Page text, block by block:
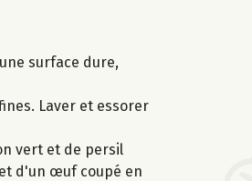
surface dure,
Laver et essorer
vert et de persil
d'un œuf coupé en